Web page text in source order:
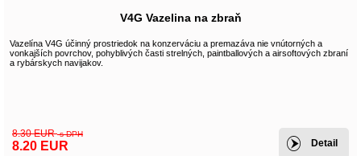
V4G Vazelina na zbraň
Vazelína V4G účinný prostriedok na konzerváciu a premazáva nie vnútorných a
vonkajších povrchov, pohyblivých časti strelných, paintballových a airsoftových zbraní
a rybárskych navijakov.
8.30 EURs DPH
8.20 EUR Detail